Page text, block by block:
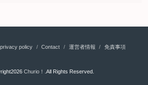
privacy policy Contact 運営者情報 免責事項
Churio！ .All Rights Reserved.